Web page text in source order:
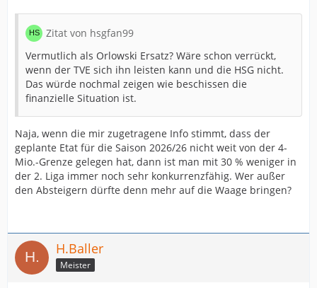
Zitat von hsgfan99
Vermutlich als Orlowski Ersatz? Wäre schon verrückt,
wenn der TVE sich ihn leisten kann und die HSG nicht.
Das würde nochmal zeigen wie beschissen die
finanzielle Situation ist.
Naja, wenn die mir zugetragene Info stimmt, dass der
geplante Etat für die Saison 2026/26 nicht weit von der 4-
Mio.-Grenze gelegen hat, dann ist man mit 30 % weniger in
der 2. Liga immer noch sehr konkurrenzfähig. Wer außer
den Absteigern dürfte denn mehr auf die Waage bringen?
H.Baller
Meister